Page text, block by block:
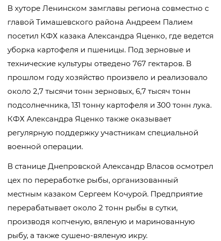
В хуторе Ленинском замглавы региона совместно с
главой Тимашевского района Андреем Палием
посетил КФХ казака Александра Яценко, где ведется
уборка картофеля и пшеницы. Под зерновые и
технические культуры отведено 767 гектаров. В
прошлом году хозяйство произвело и реализовало
около 2,7 тысячи тонн зерновых, 6,7 тысяч тонн
подсолнечника, 131 тонну картофеля и 300 тонн лука.
КФХ Александра Яценко также оказывает
регулярную поддержку участникам специальной
военной операции.
В станице Днепровской Александр Власов осмотрел
цех по переработке рыбы, организованный
местным казаком Сергеем Кочурой. Предприятие
перерабатывает около 2 тонн рыбы в сутки,
производя копченую, вяленую и маринованную
рыбу, а также сушено-вяленую икру.